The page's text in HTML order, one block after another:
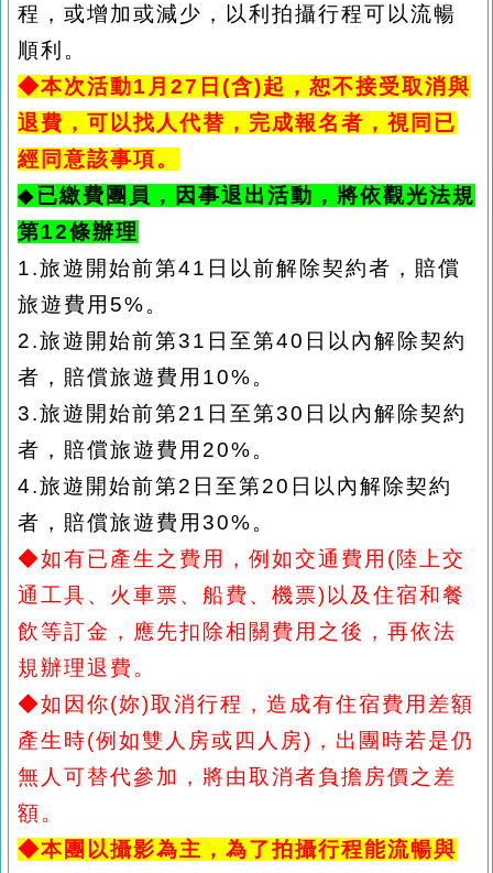
程，或增加或減少，以利拍攝行程可以流暢
順利。
◆本次活動1 月 27 日 (含)起，恕不接受取消與
退費，可以找人代替，完成報名者，視同已
經同意該事項。
◆已繳費團員，因事退出活動，將依觀光法規
第12條辦理
1.旅遊開始前第41日以前解除契約者，賠償
旅遊費用5%。
2.旅遊開始前第31日至第40日以內解除契約
者，賠償旅遊費用10%。
3.旅遊開始前第21日至第30日以內解除契約
者，賠償旅遊費用20%。
4.旅遊開始前第2日至第20日以內解除契約
者，賠償旅遊費用30%。
◆如有已產生之費用，例如交通費用(陸上交
通工具、火車票、船費、機票)以及住宿和餐
飲等訂金，應先扣除相關費用之後，再依法
規辦理退費。
◆如因你(妳)取消行程，造成有住宿費用差額
產生時(例如雙人房或四人房)，出團時若是仍
無人可替代參加，將由取消者負擔房價之差
額。
◆本團以攝影為主，為了拍攝行程能流暢與